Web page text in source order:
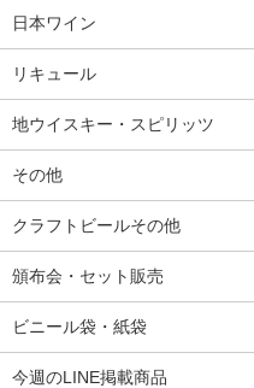
日本ワイン
リキュール
地ウイスキー・スピリッツ
その他
クラフトビールその他
頒布会・セット販売
ビニール袋・紙袋
今週のLINE掲載商品